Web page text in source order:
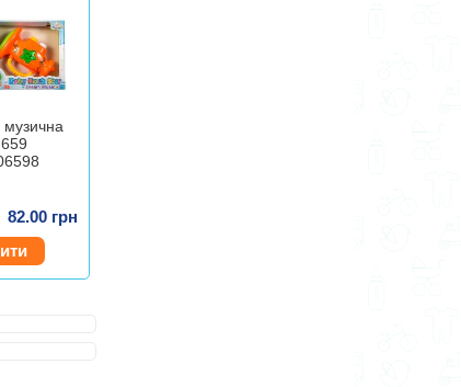
музична
82.00 грн